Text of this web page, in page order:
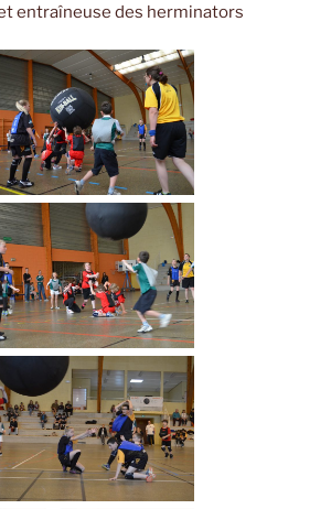
entraîneuse des herminators